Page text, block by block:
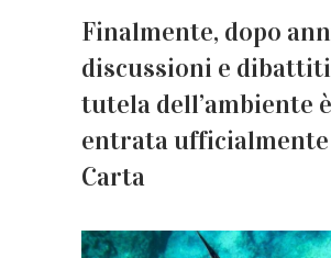
Finalmente, dopo
discussioni e
tutela dell’ambiente è
entrata
Carta